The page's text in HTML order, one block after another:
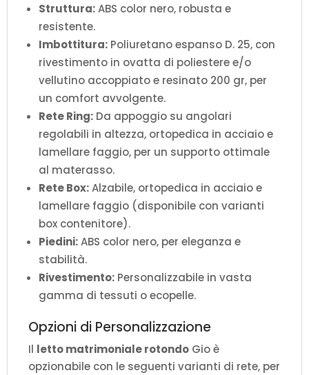
Struttura:ABS color nero, robusta e
resistente.
Imbottitura: Poliuretano espanso D. 25, con
rivestimento in ovatta di poliestere e/o
vellutino accoppiato e resinato 200 gr, per
un comfort avvolgente.
Rete Ring: Da appoggio su angolari
regolabili in altezza, ortopedica in acciaio e
lamellare faggio, per un supporto ottimale
al materasso.
Rete Box:Alzabile, ortopedica in acciaio e
lamellare faggio (disponibile con varianti
box contenitore).
Piedini:ABS color nero, per eleganza e
stabilità.
Rivestimento: Personalizzabile in vasta
gamma di tessuti o ecopelle.
Opzioni di Personalizzazione
Il letto matrimoniale rotondo Gio è
opzionabile con le seguenti varianti di rete, per